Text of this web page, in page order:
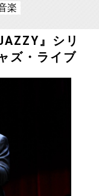
楽
』シリ
ズ・ライブ